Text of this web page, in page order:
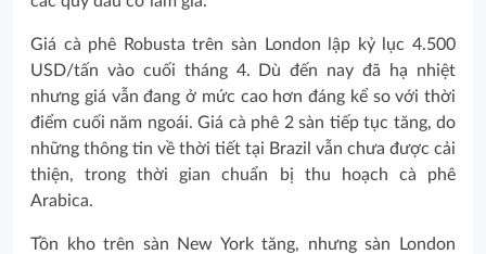
Giá cà phê Robusta trên sàn London lập kỷ lục 4.500
USD/tấn vào cuối tháng 4. Dù đến nay đã hạ nhiệt
nhưng giá vẫn đang ở mức cao hơn đáng kể so với thời
điểm cuối năm ngoái. Giá cà phê 2 sàn tiếp tục tăng, do
những thông tin về thời tiết tại Brazil vẫn chưa được cải
thiện, trong thời gian chuẩn bị thu hoạch cà phê
Arabica.
Tồn kho trên sàn New York tăng, nhưng sàn London